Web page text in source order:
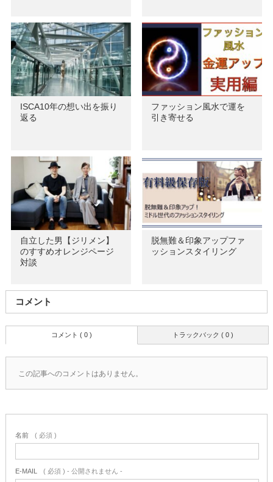
ISCA10年の想い出を振り
返る
ファッション風水で運を
引き寄せる
自立した男【ジリメン】
のすすめオレンジページ
対談
脱無難＆印象アップファ
ッションスタイリング
コメント
トラックバック ( 0 )
コメント ( 0 )
この記事へのコメントはありません。
名前 ( 必須 )
E-MAIL ( 必須 ) - 公開されません -